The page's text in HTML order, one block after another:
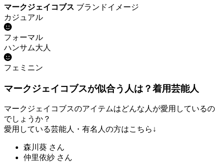
マークジェイコブス ブランドイメージ
カジュアル
フォーマル
ハンサム大人
フェミニン
マークジェイコブスが似合う人は？着用芸能人
マークジェイコブスのアイテムはどんな人が愛用しているの
でしょうか？
愛用している芸能人・有名人の方はこちら↓
森川葵 さん
仲里依紗 さん